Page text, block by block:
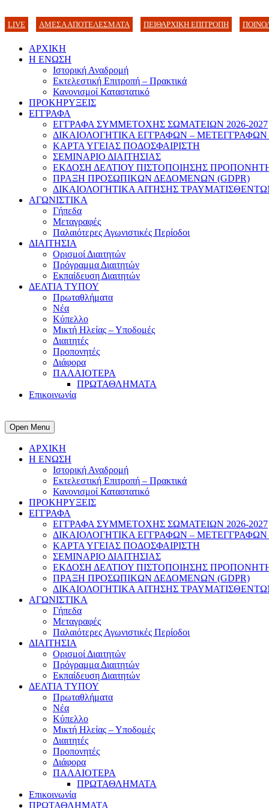
LIVE ΑΜΕΣΑ ΑΠΟΤΕΛΕΣΜΑΤΑ ΠΕΙΘΑΡΧΙΚΗ ΕΠΙΤΡΟΠΗ
ΑΡΧΙΚΗ
Η ΕΝΩΣΗ
Ιστορική Αναδρομή
Εκτελεστική Επιτροπή – Πρακτικά
Κανονισμοί Καταστατικό
ΠΡΟΚΗΡΥΞΕΙΣ
ΕΓΓΡΑΦΑ
ΕΓΓΡΑΦΑ ΣΥΜΜΕΤΟΧΗΣ ΣΩΜΑΤΕΙΩΝ 2026-2027
ΔΙΚΑΙΟΛΟΓΗΤΙΚΑ ΕΓΓΡΑΦΩΝ –
ΚΑΡΤΑ ΥΓΕΙΑΣ ΠΟΔΟΣΦΑΙΡΙΣΤΗ
ΣΕΜΙΝΑΡΙΟ ΔΙΑΙΤΗΣΙΑΣ
ΕΚΔΟΣΗ ΔΕΛΤΙΟΥ ΠΙΣΤΟΠΟΙΗΣΗΣ
ΠΡΑΞΗ ΠΡΟΣΩΠΙΚΩΝ ΔΕΔΟΜΕΝΩΝ (GDPR)
ΔΙΚΑΙΟΛΟΓΗΤΙΚΑ ΑΙΤΗΣΗΣ
ΑΓΩΝΙΣΤΙΚΑ
Γήπεδα
Μεταγραφές
Παλαιότερες Αγωνιστικές Περίοδοι
ΔΙΑΙΤΗΣΙΑ
Ορισμοί Διαιτητών
Πρόγραμμα Διαιτητών
Εκπαίδευση Διαιτητών
ΔΕΛΤΙΑ ΤΥΠΟΥ
Πρωταθλήματα
Νέα
Κύπελλο
Μικτή Ηλείας – Υποδομές
Διαιτητές
Προπονητές
Διάφορα
ΠΑΛΑΙΟΤΕΡΑ
ΠΡΩΤΑΘΛΗΜΑΤΑ
Επικοινωνία
Open Menu
ΑΡΧΙΚΗ
Η ΕΝΩΣΗ
Ιστορική Αναδρομή
Εκτελεστική Επιτροπή – Πρακτικά
Κανονισμοί Καταστατικό
ΠΡΟΚΗΡΥΞΕΙΣ
ΕΓΓΡΑΦΑ
ΕΓΓΡΑΦΑ ΣΥΜΜΕΤΟΧΗΣ ΣΩΜΑΤΕΙΩΝ 2026-2027
ΔΙΚΑΙΟΛΟΓΗΤΙΚΑ ΕΓΓΡΑΦΩΝ –
ΚΑΡΤΑ ΥΓΕΙΑΣ ΠΟΔΟΣΦΑΙΡΙΣΤΗ
ΣΕΜΙΝΑΡΙΟ ΔΙΑΙΤΗΣΙΑΣ
ΕΚΔΟΣΗ ΔΕΛΤΙΟΥ ΠΙΣΤΟΠΟΙΗΣΗΣ
ΠΡΑΞΗ ΠΡΟΣΩΠΙΚΩΝ ΔΕΔΟΜΕΝΩΝ (GDPR)
ΔΙΚΑΙΟΛΟΓΗΤΙΚΑ ΑΙΤΗΣΗΣ
ΑΓΩΝΙΣΤΙΚΑ
Γήπεδα
Μεταγραφές
Παλαιότερες Αγωνιστικές Περίοδοι
ΔΙΑΙΤΗΣΙΑ
Ορισμοί Διαιτητών
Πρόγραμμα Διαιτητών
Εκπαίδευση Διαιτητών
ΔΕΛΤΙΑ ΤΥΠΟΥ
Πρωταθλήματα
Νέα
Κύπελλο
Μικτή Ηλείας – Υποδομές
Διαιτητές
Προπονητές
Διάφορα
ΠΑΛΑΙΟΤΕΡΑ
ΠΡΩΤΑΘΛΗΜΑΤΑ
Επικοινωνία
ΠΡΩΤΑΘΛΗΜΑΤΑ